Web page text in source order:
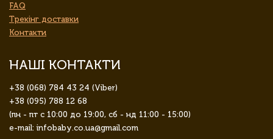
FAQ
Трекінг доставки
Контакти
НАШІ КОНТАКТИ
+38 (068) 784 43 24 (Viber)
+38 (095) 788 12 68
(пн - пт с 10:00 до 19:00, сб - нд 11:00 - 15:00)
e-mail: infobaby.co.ua@gmail.com